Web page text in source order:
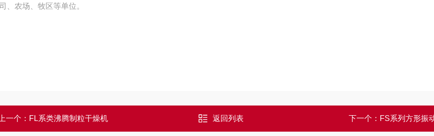
、农场、牧区等单位。
一个： FL系类沸腾制粒干燥机 返回列表 下一个： FS系列方形振